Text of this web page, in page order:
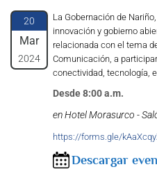
20
Mar
2024
La Gobernación de
innovación y gobierno
relacionada con el tema
Comunicación, a
conectividad, tecnología,
Desde 8:00 a.m.
en Hotel Morasurco -
https://forms.gle/
Descargar